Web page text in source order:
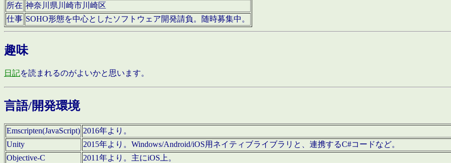
所在 神奈川県川崎市川崎区
仕事 SOHO形態を中心としたソフトウェア開発請負。随時募集中。
趣味
日記を読まれるのがよいかと思います。
言語/開発環境
Emscripten(JavaScript) 2016年より。
Unity
2015年より。Windows/Android/iOS用ネイティブライブラリと、連携するC#コードなど。
Objective-C
2011年より。主にiOS上。